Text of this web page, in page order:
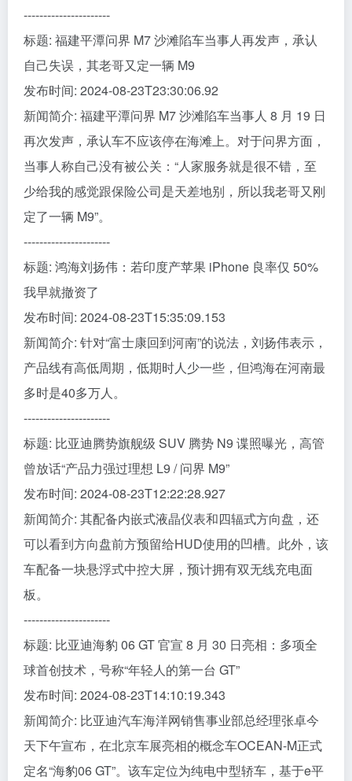
----------------------
标题: 福建平潭问界 M7 沙滩陷车当事人再发声，承认
自己失误，其老哥又定一辆 M9
发布时间: 2024-08-23T23:30:06.92
新闻简介: 福建平潭问界 M7 沙滩陷车当事人 8 月 19 日
再次发声，承认车不应该停在海滩上。对于问界方面，
当事人称自己没有被公关：“人家服务就是很不错，至
少给我的感觉跟保险公司是天差地别，所以我老哥又刚
定了一辆 M9”。
----------------------
标题: 鸿海刘扬伟：若印度产苹果 iPhone 良率仅 50%
我早就撤资了
发布时间: 2024-08-23T15:35:09.153
新闻简介: 针对“富士康回到河南”的说法，刘扬伟表示，
产品线有高低周期，低期时人少一些，但鸿海在河南最
多时是40多万人。
----------------------
标题: 比亚迪腾势旗舰级 SUV 腾势 N9 谍照曝光，高管
曾放话“产品力强过理想 L9 / 问界 M9”
发布时间: 2024-08-23T12:22:28.927
新闻简介: 其配备内嵌式液晶仪表和四辐式方向盘，还
可以看到方向盘前方预留给HUD使用的凹槽。此外，该
车配备一块悬浮式中控大屏，预计拥有双无线充电面
板。
----------------------
标题: 比亚迪海豹 06 GT 官宣 8 月 30 日亮相：多项全
球首创技术，号称“年轻人的第一台 GT”
发布时间: 2024-08-23T14:10:19.343
新闻简介: 比亚迪汽车海洋网销售事业部总经理张卓今
天下午宣布，在北京车展亮相的概念车OCEAN-M正式
定名“海豹06 GT”。该车定位为纯电中型轿车，基于e平